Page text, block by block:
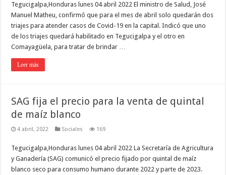
Tegucigalpa,Honduras lunes 04 abril 2022 El ministro de Salud, José
Manuel Matheu, confirmó que para el mes de abril solo quedarán dos
triajes para atender casos de Covid-19 en la capital. Indicó que uno
de los triajes quedará habilitado en Tegucigalpa y el otro en
Comayagüela, para tratar de brindar …
Leer más
SAG fija el precio para la venta de quintal
de maíz blanco
4 abril, 2022 Sociales 169
Tegucigalpa,Honduras lunes 04 abril 2022 La Secretaría de Agricultura
y Ganadería (SAG) comunicó el precio fijado por quintal de maíz
blanco seco para consumo humano durante 2022 y parte de 2023.